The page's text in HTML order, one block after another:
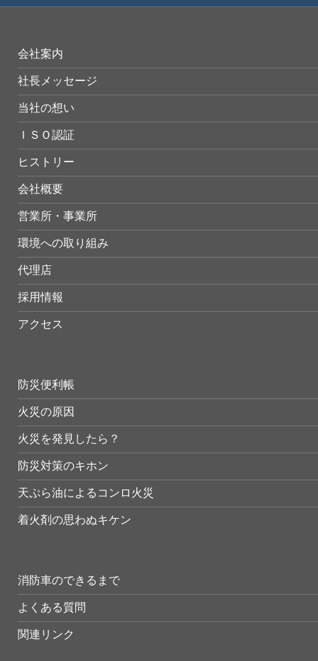
会社案内
社長メッセージ
当社の想い
ＩＳＯ認証
ヒストリー
会社概要
営業所・事業所
環境への取り組み
代理店
採用情報
アクセス
防災便利帳
火災の原因
火災を発見したら？
防災対策のキホン
天ぷら油によるコンロ火災
着火剤の思わぬキケン
消防車のできるまで
よくある質問
関連リンク